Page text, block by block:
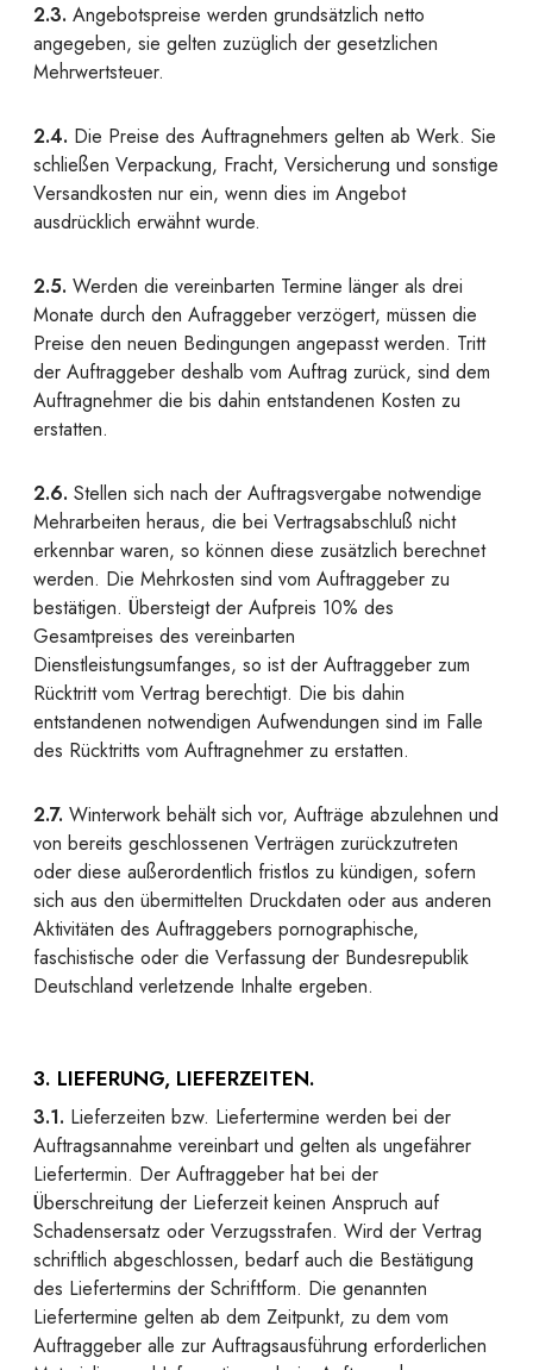
2.3. Angebotspreise werden grundsätzlich netto
angegeben, sie gelten zuzüglich der gesetzlichen
Mehrwertsteuer.
2.4. Die Preise des Auftragnehmers gelten ab Werk. Sie
schließen Verpackung, Fracht, Versicherung und sonstige
Versandkosten nur ein, wenn dies im Angebot
ausdrücklich erwähnt wurde.
2.5. Werden die vereinbarten Termine länger als drei
Monate durch den Aufraggeber verzögert, müssen die
Preise den neuen Bedingungen angepasst werden. Tritt
der Auftraggeber deshalb vom Auftrag zurück, sind dem
Auftragnehmer die bis dahin entstandenen Kosten zu
erstatten.
2.6. Stellen sich nach der Auftragsvergabe notwendige
Mehrarbeiten heraus, die bei Vertragsabschluß nicht
erkennbar waren, so können diese zusätzlich berechnet
werden. Die Mehrkosten sind vom Auftraggeber zu
bestätigen. Übersteigt der Aufpreis 10% des
Gesamtpreises des vereinbarten
Dienstleistungsumfanges, so ist der Auftraggeber zum
Rücktritt vom Vertrag berechtigt. Die bis dahin
entstandenen notwendigen Aufwendungen sind im Falle
des Rücktritts vom Auftragnehmer zu erstatten.
2.7. Winterwork behält sich vor, Aufträge abzulehnen und
von bereits geschlossenen Verträgen zurückzutreten
oder diese außerordentlich fristlos zu kündigen, sofern
sich aus den übermittelten Druckdaten oder aus anderen
Aktivitäten des Auftraggebers pornographische,
faschistische oder die Verfassung der Bundesrepublik
Deutschland verletzende Inhalte ergeben.
3. LIEFERUNG, LIEFERZEITEN.
3.1. Lieferzeiten bzw. Liefertermine werden bei der
Auftragsannahme vereinbart und gelten als ungefährer
Liefertermin. Der Auftraggeber hat bei der
Überschreitung der Lieferzeit keinen Anspruch auf
Schadensersatz oder Verzugsstrafen. Wird der Vertrag
schriftlich abgeschlossen, bedarf auch die Bestätigung
des Liefertermins der Schriftform. Die genannten
Liefertermine gelten ab dem Zeitpunkt, zu dem vom
Auftraggeber alle zur Auftragsausführung erforderlichen